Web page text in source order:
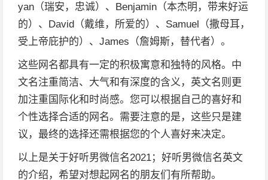
yan（瑞安，忠诚）、Benjamin（本杰明，带来好运
的）、David（戴维，所爱的）、Samuel（撒母耳，
受上帝庇护的）、James（詹姆斯，替代者）。
这些网名都具有一定的积极寓意和独特的风格。中
文名注重简洁、大气和有深度的含义，英文名则更
加注重国际化和时尚感。您可以根据自己的喜好和
个性选择合适的网名。需要注意的是，这些只是建
议，最终的选择还需根据您的个人喜好来决定。
以上是关于好听男微信名2021；好听男微信名英文
的介绍，希望对想起网名的朋友们有所帮助。